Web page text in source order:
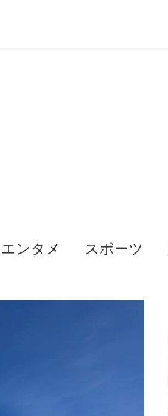
エンタメ スポーツ